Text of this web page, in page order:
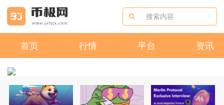
首页 行情 平台 资讯